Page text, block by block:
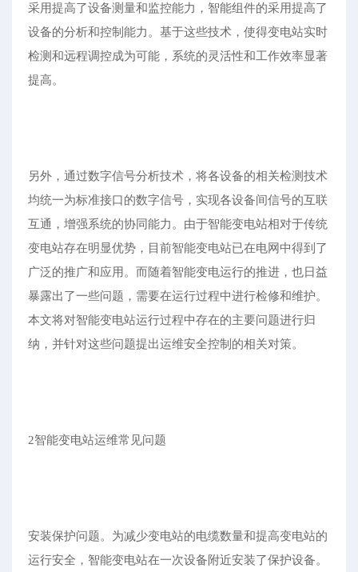
采用提高了设备测量和监控能力，智能组件的采用提高了
设备的分析和控制能力。基于这些技术，使得变电站实时
检测和远程调控成为可能，系统的灵活性和工作效率显著
提高。
另外，通过数字信号分析技术，将各设备的相关检测技术
均统一为标准接口的数字信号，实现各设备间信号的互联
互通，增强系统的协同能力。由于智能变电站相对于传统
变电站存在明显优势，目前智能变电站已在电网中得到了
广泛的推广和应用。而随着智能变电运行的推进，也日益
暴露出了一些问题，需要在运行过程中进行检修和维护。
本文将对智能变电站运行过程中存在的主要问题进行归
纳，并针对这些问题提出运维安全控制的相关对策。
2智能变电站运维常见问题
安装保护问题。为减少变电站的电缆数量和提高变电站的
运行安全，智能变电站在一次设备附近安装了保护设备。